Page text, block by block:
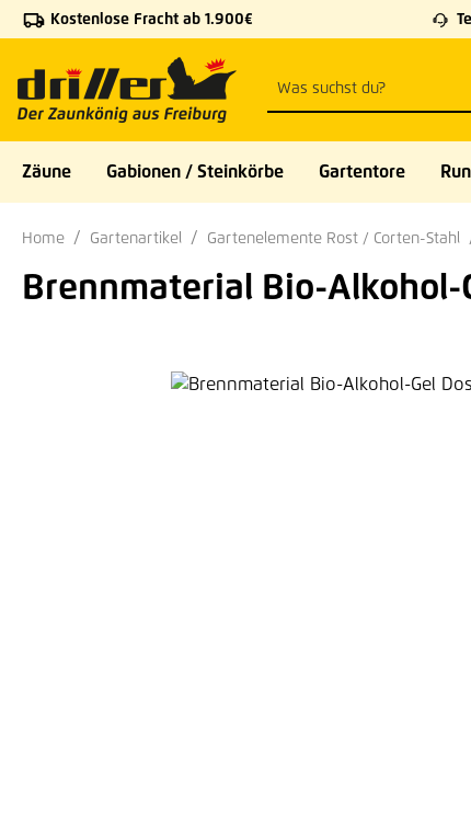
Hauptinhalt springen
Zur Suche springen
Zur Hauptnavigation springen
Kostenlose Fracht ab 1.900€
Zäune Gabionen / Steinkörbe Gartentore
Home Gartenartikel Gartenelemente Rost / Corten-Stahl
Brennmaterial Bio-Alkohol-
Bildergalerie überspringen